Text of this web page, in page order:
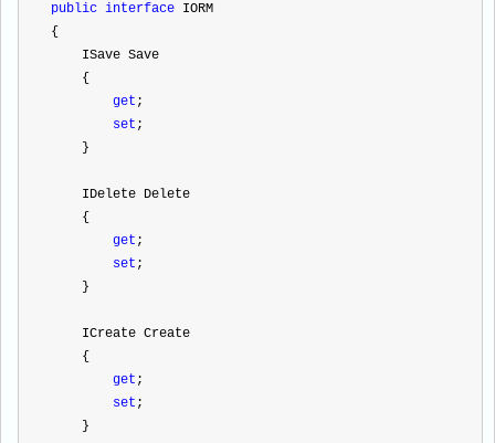
public interface IORM
{
    ISave Save
    {
get ;
set ;
    }
    IDelete Delete
    {
get ;
set ;
    }
    ICreate Create
    {
get ;
set ;
    }